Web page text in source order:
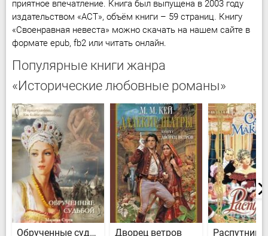
приятное впечатление. Книга был выпущена в 2003 году
издательством «АСТ», объём книги – 59 страниц. Книгу
«Своенравная невеста» можно скачать на нашем сайте в
формате epub, fb2 или читать онлайн.
Популярные книги жанра
«Исторические любовные романы»
Обрученные судьбой Дворец ветров Распутник